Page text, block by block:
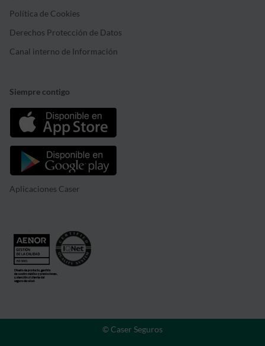
Política de Cookies
Derechos Protección de Datos
Canal interno de Información
Siempre contigo
Aplicaciones Caser
© Caser Seguros